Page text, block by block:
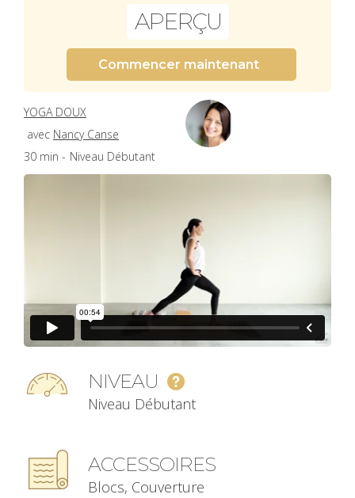
APERÇU
Commencer maintenant
YOGA DOUX
avec Nancy Canse
30 min - Niveau Débutant
NIVEAU
Niveau Débutant
ACCESSOIRES
Blocs, Couverture